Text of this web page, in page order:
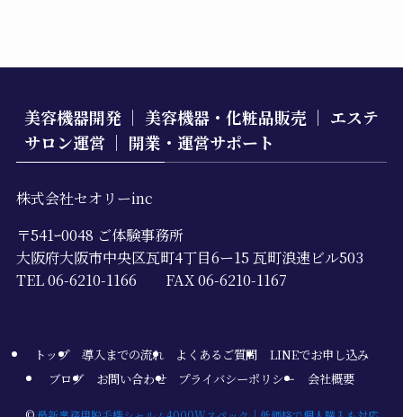
美容機器開発 ｜ 美容機器・化粧品販売 ｜ エステ
サロン運営 ｜ 開業・運営サポート
株式会社セオリーinc
〒541ｰ0048 ご体験事務所
大阪府大阪市中央区瓦町4丁目6ー15 瓦町浪速ビル503
TEL 06-6210-1166 FAX 06-6210-1167
トップ 導入までの流れ よくあるご質問
LINEでお申し込み
ブログ
お問い合わせ プライバシーポリシー 会社概要